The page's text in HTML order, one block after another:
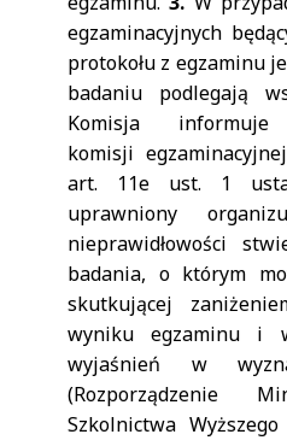
egzaminacyjnych
protokołu z egzaminu
badaniu podlegają
Komisja informuje
komisji
art. 11e ust. 1
uprawniony
nieprawidłowości
badania, o którym
skutkującej
wyniku egzaminu i
wyjaśnień w
(Rozporządzenie
Szkolnictwa